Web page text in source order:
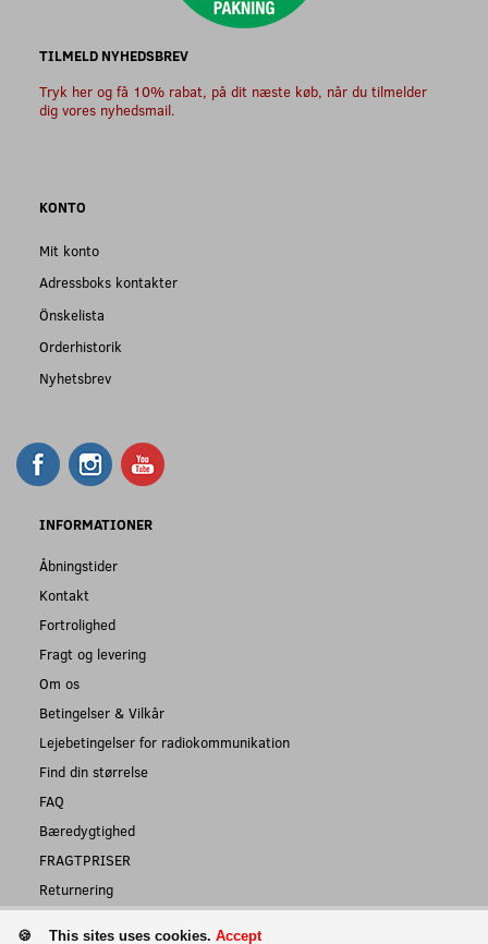
TILMELD NYHEDSBREV
Tryk her og få 10% rabat, på dit næste køb, når du tilmelder
dig vores nyhedsmail.
KONTO
Mit konto
Adressboks kontakter
Önskelista
Orderhistorik
Nyhetsbrev
INFORMATIONER
Åbningstider
Kontakt
Fortrolighed
Fragt og levering
Om os
Betingelser & Vilkår
Lejebetingelser for radiokommunikation
Find din størrelse
FAQ
Bæredygtighed
FRAGTPRISER
Returnering
This sites uses cookies. Accept